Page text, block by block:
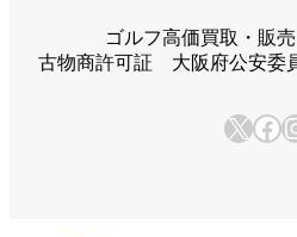
ゴルフ高価買取・販
古物商許可証 大阪府公安委
X